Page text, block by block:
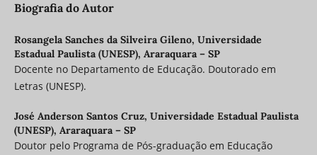
Biografia do Autor
Rosangela Sanches da Silveira Gileno, Universidade
Estadual Paulista (UNESP), Araraquara – SP
Docente no Departamento de Educação. Doutorado em
Letras (UNESP).
José Anderson Santos Cruz, Universidade Estadual Paulista
(UNESP), Araraquara – SP
Doutor pelo Programa de Pós-graduação em Educação